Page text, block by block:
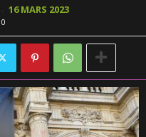
- 16 MARS 2023
0